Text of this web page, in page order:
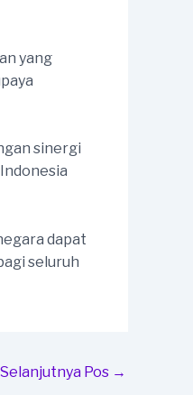
yang
sinergi
dapat
seluruh
Selanjutnya Pos →